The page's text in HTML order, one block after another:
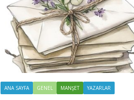
ANA SAYFA GENEL MANŞET YAZARLAR